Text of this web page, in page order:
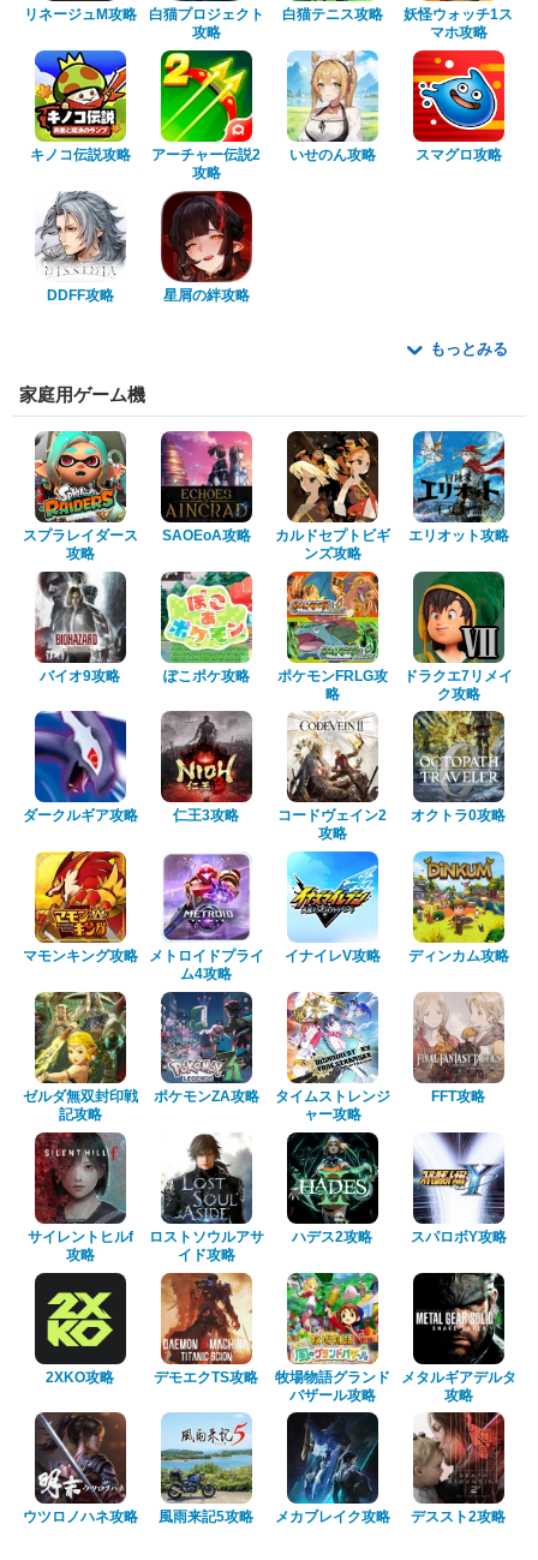
リネージュM攻略
白猫プロジェクト
攻略
白猫テニス攻略
妖怪ウォッチ1ス
マホ攻略
キノコ伝説攻略
アーチャー伝説2
攻略
いせのん攻略 スマグロ攻略
DDFF攻略 星屑の絆攻略
もっとみる
家庭用ゲーム機
スプラレイダース
攻略
SAOEoA攻略
カルドセプトビギ
ンズ攻略
エリオット攻略
バイオ9攻略 ぽこポケ攻略
ポケモンFRLG攻
略
ドラクエ7リメイ
ク攻略
ダークルギア攻略 仁王3攻略
コードヴェイン2
攻略
オクトラ0攻略
マモンキング攻略
メトロイドプライ
ム4攻略
イナイレV攻略 ディンカム攻略
ゼルダ無双封印戦
記攻略
ポケモンZA攻略
タイムストレンジ
ャー攻略
FFT攻略
サイレントヒルf
攻略
ロストソウルアサ
イド攻略
ハデス2攻略 スパロボY攻略
2XKO攻略 デモエクTS攻略
牧場物語グランド
バザール攻略
メタルギアデルタ
攻略
ウツロノハネ攻略 風雨来記5攻略 メカブレイク攻略 デススト2攻略